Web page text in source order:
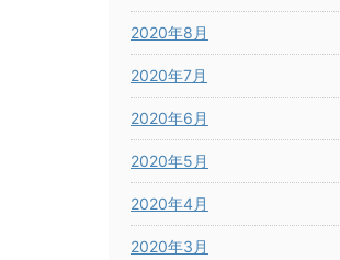
2020年8月
2020年7月
2020年6月
2020年5月
2020年4月
2020年3月